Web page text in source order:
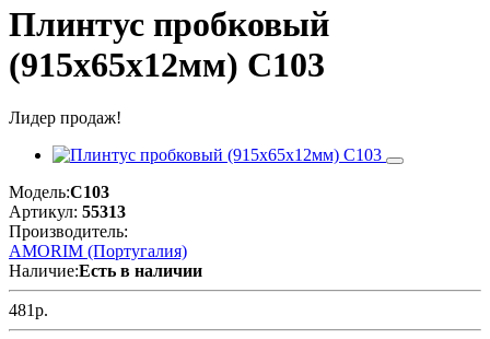
Плинтус пробковый
(915х65x12мм) C103
Лидер продаж!
Модель:C103
Артикул: 55313
Производитель:
AMORIM (Португалия)
Наличие:Есть в наличии
481р.